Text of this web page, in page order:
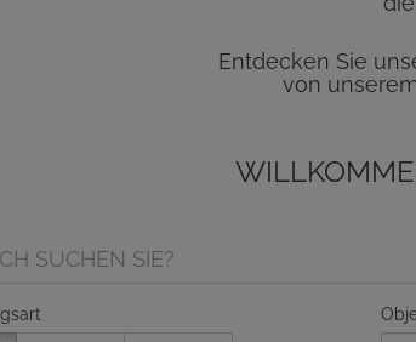
Entdecken Sie
von
SUCHEN SIE?